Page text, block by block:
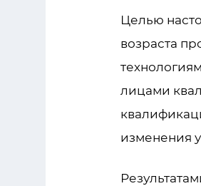
Целью
возраста
лицами
изменения